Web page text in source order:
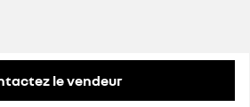
le vendeur